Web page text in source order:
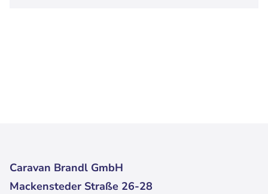
Caravan Brandl GmbH
Mackensteder Straße 26-28